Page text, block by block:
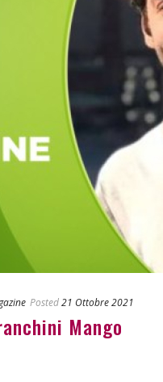
Posted21 Ottobre 2021
Mango